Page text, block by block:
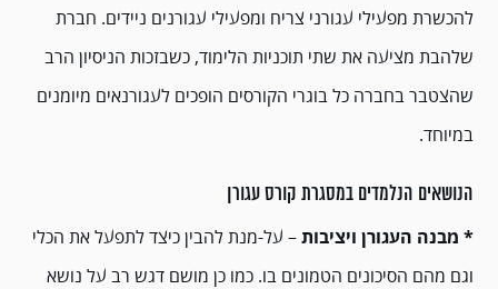
להכשרת מפעילי עגורני צריח ומפעילי עגורנים ניידים. חברת
שלהבת מציעה את שתי תוכניות הלימוד, כשבזכות הניסיון הרב
שהצטבר בחברה כל בוגרי הקורסים הופכים לעגורנאים מיומנים
במיוחד.
הנושאים הנלמדים במסגרת קורס עגורן
* מבנה העגורן ויציבות– על-מנת להבין כיצד לתפעל את הכלי
וגם מהם הסיכונים הטמונים בו. כמו כן מושם דגש רב על נושא